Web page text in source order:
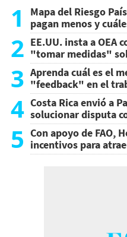
1
Mapa del Riesgo
pagan menos y
2 EE.UU. insta a OEA
"tomar medidas"
3 Aprenda cuál es el
"feedback" en el
4 Costa Rica envió a
solucionar disputa
5 Con apoyo de FAO,
incentivos para